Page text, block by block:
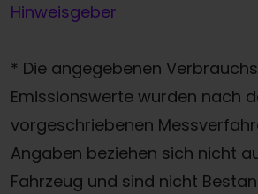
Hinweisgeber
* Die angegebenen
Emissionswerte wurden nach
vorgeschriebenen
Angaben beziehen sich nicht
Fahrzeug und sind nicht